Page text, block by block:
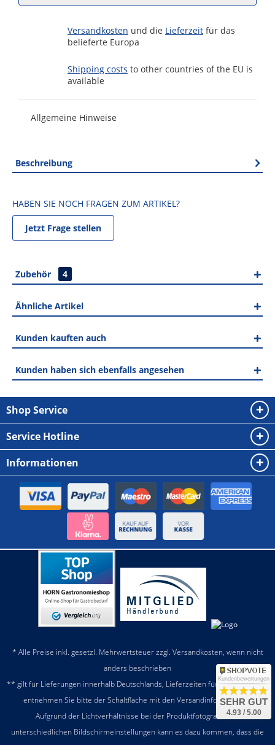
Versandkosten und die Lieferzeit für das
belieferte Europa
Shipping costs to other countries of the EU is
available
Allgemeine Hinweise
Beschreibung
HABEN SIE NOCH FRAGEN ZUM ARTIKEL?
Jetzt Frage stellen
Zubehör 4
Ähnliche Artikel
Kunden kauften auch
Kunden haben sich ebenfalls angesehen
Shop Service
Service Hotline
Informationen
* Alle Preise inkl. gesetzl. Mehrwertsteuer zzgl. Versandkosten, wenn nicht
anders beschrieben
** gilt für Lieferungen innerhalb Deutschlands, Lieferzeiten für andere Länder
entnehmen Sie bitte der Schaltfläche mit den Versandinformationen
Aufgrund der Lichtverhältnisse bei der Produktfotografie und
unterschiedlichen Bildschirmeinstellungen kann es dazu kommen, dass die
Kundenbewertungen
SEHR GUT
4.93 / 5.00